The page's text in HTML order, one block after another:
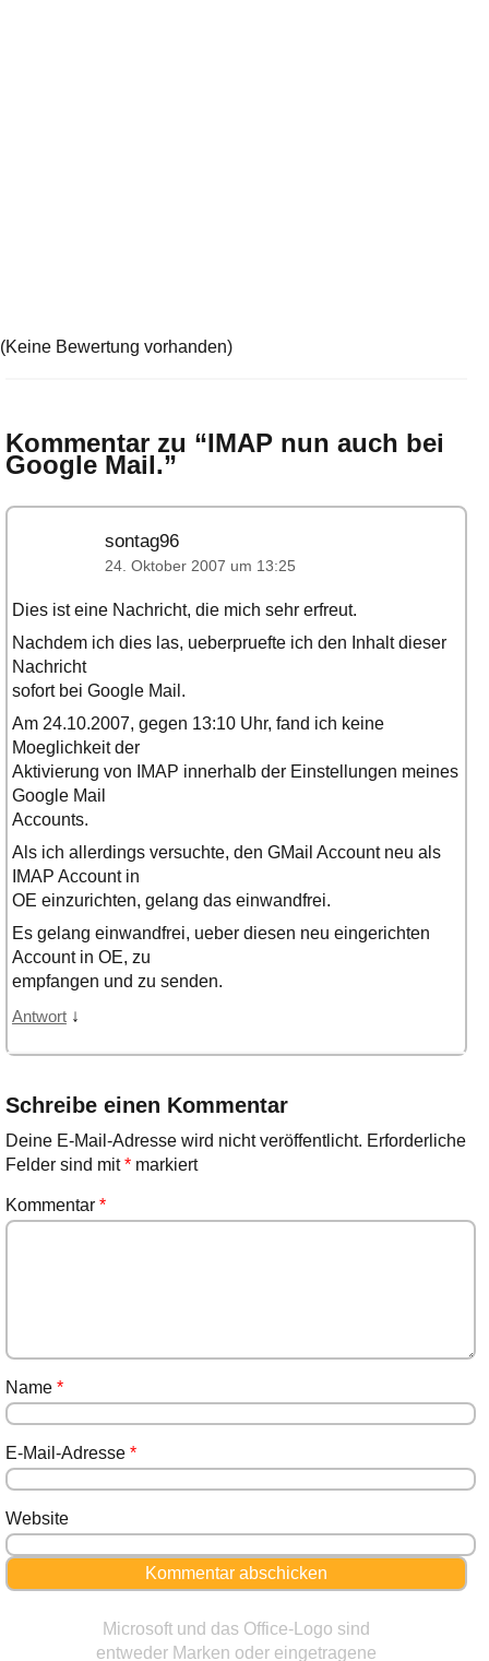
(Keine Bewertung vorhanden)
Kommentar zu “IMAP nun auch bei
Google Mail.”
sontag96
24. Oktober 2007 um 13:25
Dies ist eine Nachricht, die mich sehr erfreut.
Nachdem ich dies las, ueberpruefte ich den Inhalt dieser
Nachricht
sofort bei Google Mail.
Am 24.10.2007, gegen 13:10 Uhr, fand ich keine
Moeglichkeit der
Aktivierung von IMAP innerhalb der Einstellungen meines
Google Mail
Accounts.
Als ich allerdings versuchte, den GMail Account neu als
IMAP Account in
OE einzurichten, gelang das einwandfrei.
Es gelang einwandfrei, ueber diesen neu eingerichten
Account in OE, zu
empfangen und zu senden.
Antwort ↓
Schreibe einen Kommentar
Deine E-Mail-Adresse wird nicht veröffentlicht. Erforderliche
Felder sind mit*markiert
Kommentar *
Name *
E-Mail-Adresse *
Website
Microsoft und das Office-Logo sind
entweder Marken oder eingetragene